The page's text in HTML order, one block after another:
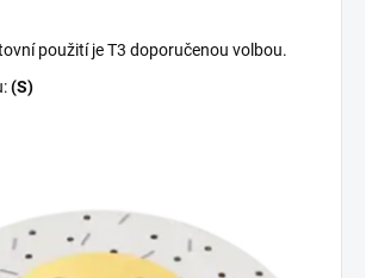
použití je T3 doporučenou volbou.
(S)